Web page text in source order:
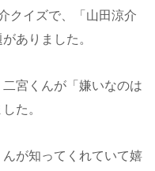
クイズで、「山田涼介
ありました。
宮くんが「嫌いなのは
た。
が知ってくれていて嬉